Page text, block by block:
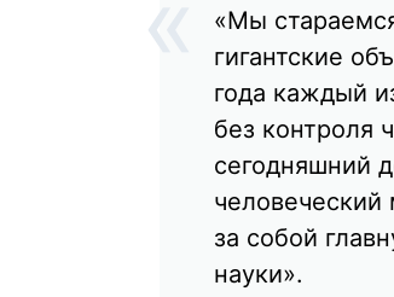
«Мы
гигантские
года каждый
без контроля
сегодняшний
за собой
науки».